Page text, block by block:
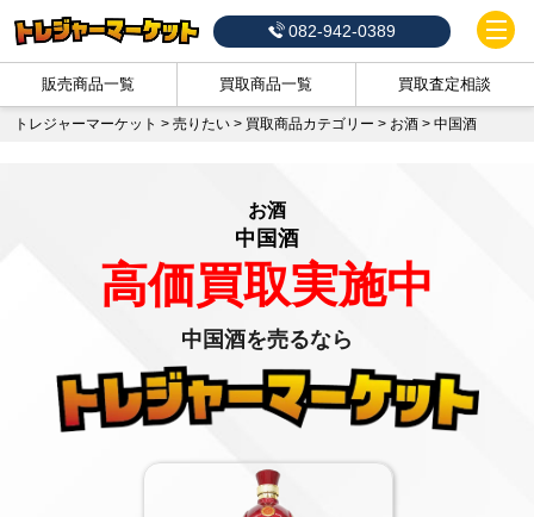
082-942-0389
販売商品一覧 買取商品一覧 買取査定相談
トレジャーマーケット > 売りたい > 買取商品カテゴリー > お酒 > 中国酒
お酒
中国酒
高価買取実施中
中国酒を売るなら